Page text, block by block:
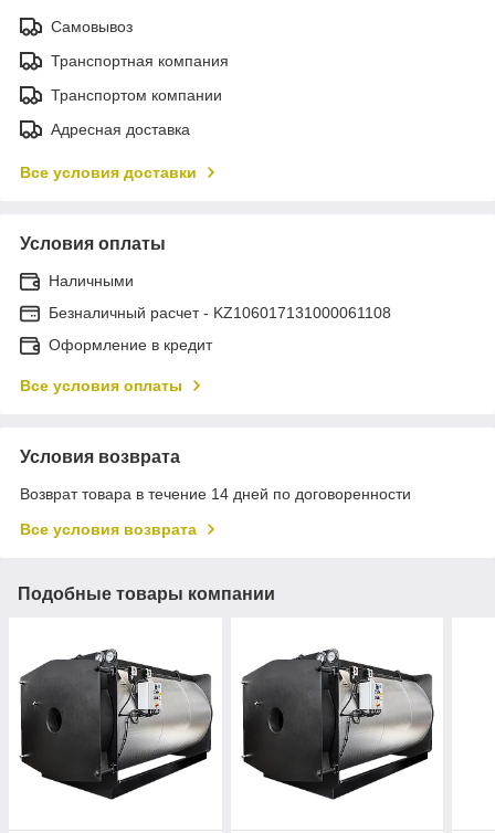
Самовывоз
Транспортная компания
Транспортом компании
Адресная доставка
Все условия доставки
Условия оплаты
Наличными
Безналичный расчет - KZ106017131000061108
Оформление в кредит
Все условия оплаты
Условия возврата
Возврат товара в течение 14 дней по договоренности
Все условия возврата
Подобные товары компании